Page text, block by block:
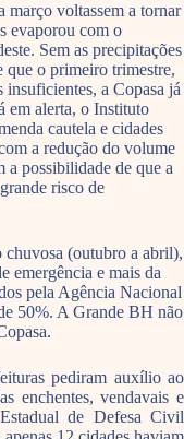
março voltassem a tornar
evaporou com o
Sem as precipitações
que o primeiro trimestre,
insuficientes, a Copasa já
em alerta, o Instituto
cautela e cidades
a redução do volume
a possibilidade de que a
risco de
chuvosa (outubro a abril),
emergência e mais da
pela Agência Nacional
50%. A Grande BH não
pediram auxílio ao
enchentes, vendavais e
de Defesa Civil